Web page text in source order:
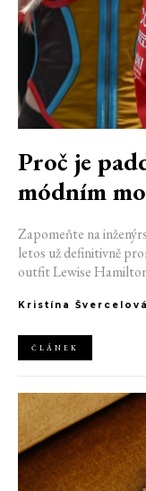
Proč je
módním
Zapomeňte na
letos už definitivně
outfit Lewise
nové generace
ale příslušnost k
"Racing Core" stala
Kristína Švercelová
ČLÁNEK